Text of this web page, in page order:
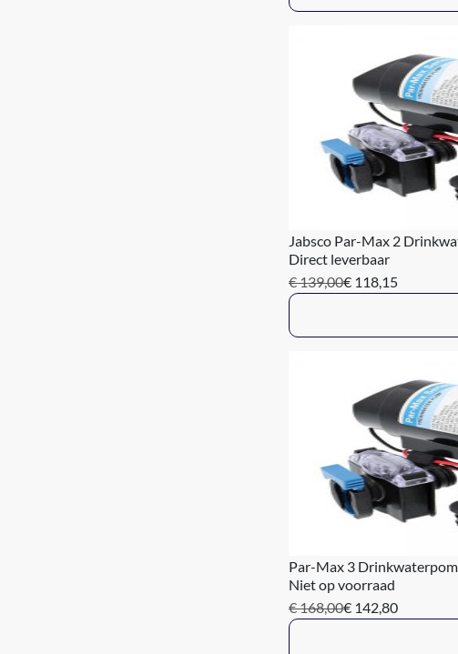
Jabsco Par-Max 2
Direct leverbaar
€ 139,00€ 118,15
Par-Max 3
Niet op voorraad
€ 168,00€ 142,80